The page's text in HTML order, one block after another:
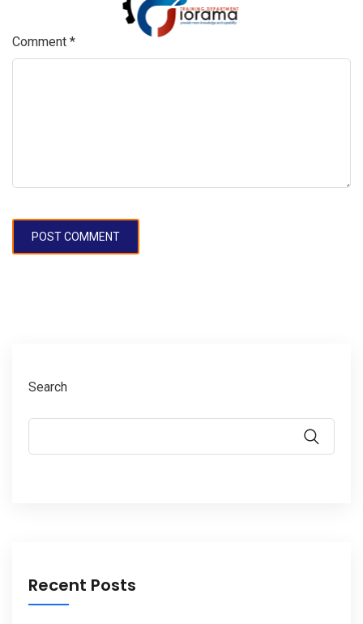
Comment *
Search
Recent Posts